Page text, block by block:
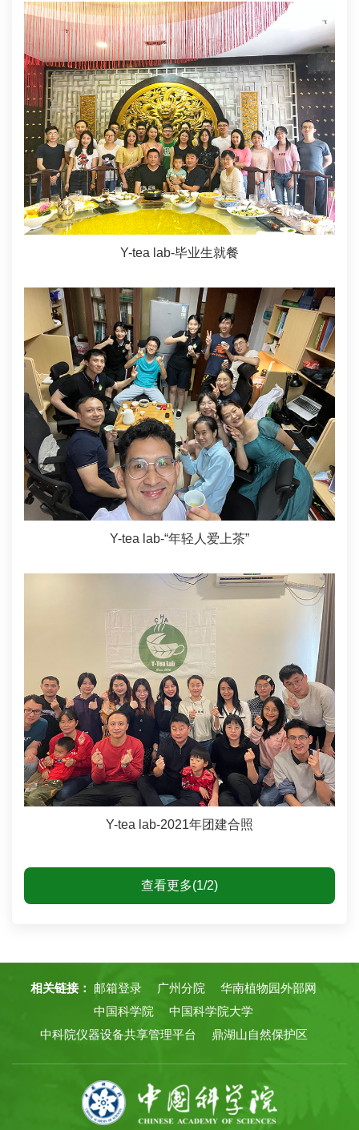
Y-tea lab-毕业生就餐
Y-tea lab-“年轻人爱上茶”
Y-tea lab-2021年团建合照
查看更多(1/2)
相关链接： 邮箱登录 广州分院
华南植物园外部网
中国科学院
中国科学院大学
中科院仪器设备共享管理平台
鼎湖山自然保护区